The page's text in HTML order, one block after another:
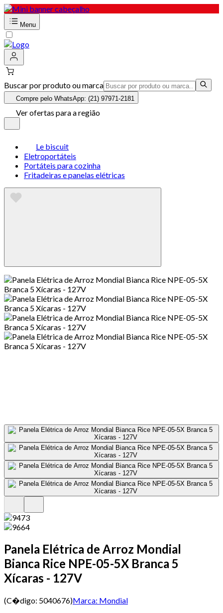
Menu
Buscar por produto ou marca
Compre pelo WhatsApp: (21) 97971-2181
Ver ofertas para a região
Le biscuit
Eletroportáteis
Portáteis para cozinha
Fritadeiras e panelas elétricas
Panela Elétrica de Arroz Mondial
Bianca Rice NPE-05-5X Branca 5
Xícaras - 127V
(C�digo: 5040676)Marca: Mondial